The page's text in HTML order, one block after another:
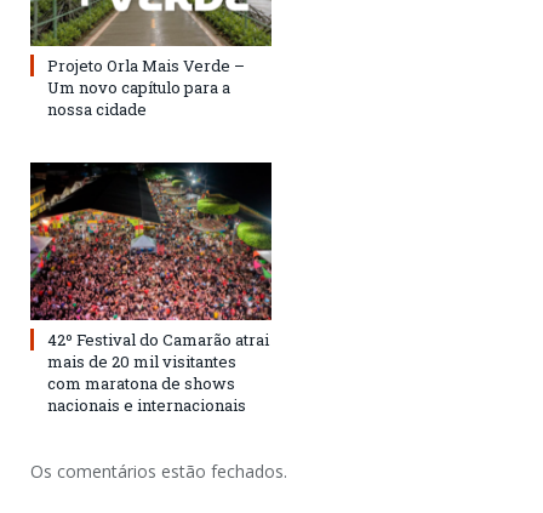
Projeto Orla Mais Verde –
Um novo capítulo para a
nossa cidade
42º Festival do Camarão atrai
mais de 20 mil visitantes
com maratona de shows
nacionais e internacionais
Os comentários estão fechados.